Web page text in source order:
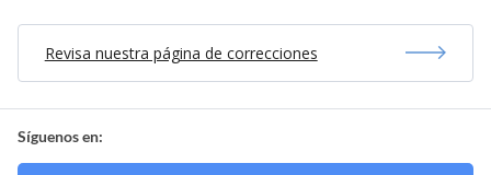
Revisa nuestra página de correcciones
Síguenos en: